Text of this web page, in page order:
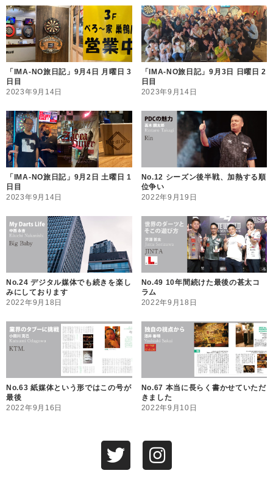
「IMA-NO旅日記」9月4日 月曜日 3
日目
2023年9月14日
「IMA-NO旅日記」9月3日 日曜日 2
日目
2023年9月14日
「IMA-NO旅日記」9月2日 土曜日 1
日目
2023年9月14日
No.12 シーズン後半戦、加熱する順
位争い
2022年9月19日
No.24 デジタル媒体でも続きを楽し
みにしております
2022年9月18日
No.49 10年間続けた最後の甚太コ
ラム
2022年9月18日
No.63 紙媒体という形ではこの号が
最後
2022年9月16日
No.67 本当に長らく書かせていただ
きました
2022年9月10日